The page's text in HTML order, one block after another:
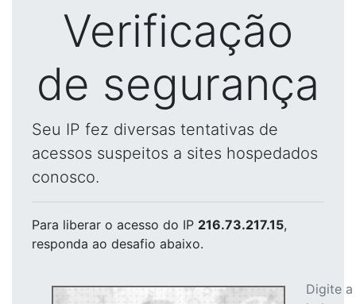
Verificação
de segurança
Seu IP fez diversas tentativas de
acessos suspeitos a sites hospedados
conosco.
Para liberar o acesso do IP 216.73.217.15,
responda ao desafio abaixo.
Digite